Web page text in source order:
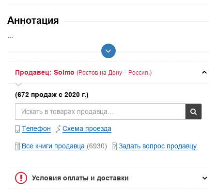
Аннотация
...
Продавец: Solmo (Ростов-на-Дону – Россия.)
(672 продаж с 2020 г.)
Телефон Схема проезда
Все книги продавца (6930) Задать вопрос продавцу
Условия оплаты и доставки